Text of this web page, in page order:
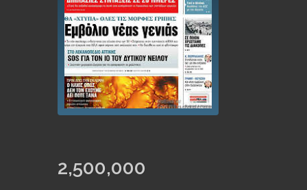
2,500,000